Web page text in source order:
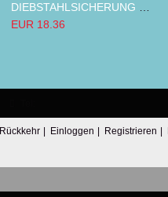
DIEBSTAHLSICHERUNG TANK TANKDECKEL DIESELTANK KRAFTSTOFFTANKDECKEL VERRIEGELUNG PASSEND FÜR LKW PKW TRAKTOREN BAGGER 80MM
EUR 18.36
Rückkehr Einloggen Registrieren